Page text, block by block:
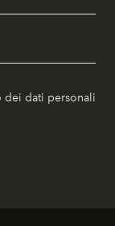
dei dati personali